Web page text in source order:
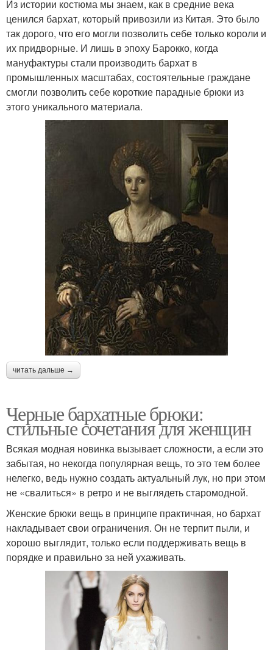
Из истории костюма мы знаем, как в средние века
ценился бархат, который привозили из Китая. Это было
так дорого, что его могли позволить себе только короли и
их придворные. И лишь в эпоху Барокко, когда
мануфактуры стали производить бархат в
промышленных масштабах, состоятельные граждане
смогли позволить себе короткие парадные брюки из
этого уникального материала.
читать дальше →
Черные бархатные брюки:
стильные сочетания для женщин
Всякая модная новинка вызывает сложности, а если это
забытая, но некогда популярная вещь, то это тем более
нелегко, ведь нужно создать актуальный лук, но при этом
не «свалиться» в ретро и не выглядеть старомодной.
Женские брюки вещь в принципе практичная, но бархат
накладывает свои ограничения. Он не терпит пыли, и
хорошо выглядит, только если поддерживать вещь в
порядке и правильно за ней ухаживать.